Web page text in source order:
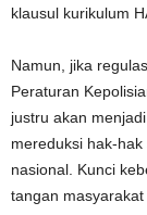
klausul kurikulum
Namun, jika
Peraturan
justru akan
mereduksi hak-
nasional. Kunci
tangan